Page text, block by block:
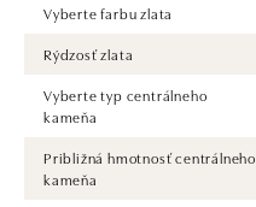
Vyberte farbu zlata
Rýdzosť zlata
Vyberte typ centrálneho
kameňa
Približná hmotnosť centrálneho
kameňa